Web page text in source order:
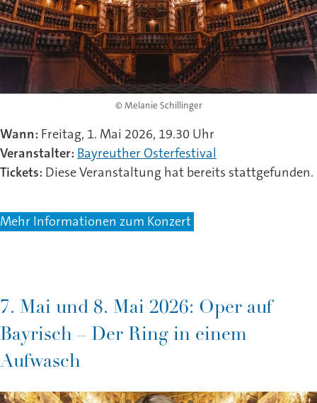
© Melanie Schillinger
Wann: Freitag, 1. Mai 2026, 19.30 Uhr
Veranstalter: Bayreuther Osterfestival
Tickets: Diese Veranstaltung hat bereits stattgefunden.
Mehr Informationen zum Konzert
7. Mai und 8. Mai 2026: Oper auf
Bayrisch – Der Ring in einem
Aufwasch